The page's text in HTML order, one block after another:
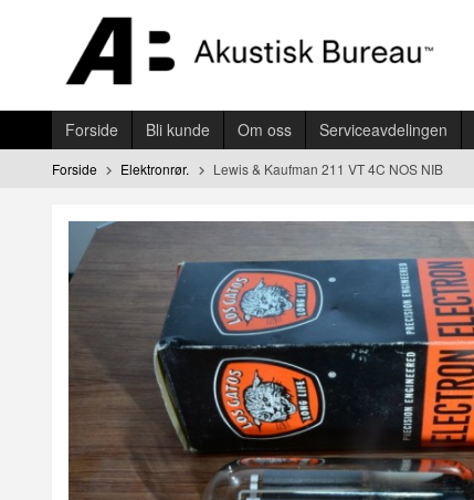
Forside Bli kunde Om oss Serviceavdelingen
Forside Elektronrør. Lewis & Kaufman 211 VT 4C NOS NIB